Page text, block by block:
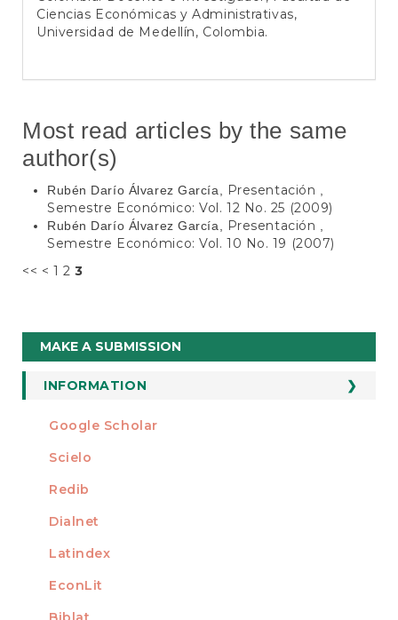
Ciencias Económicas y Administrativas,
Universidad de Medellín, Colombia.
Most read articles by the same
author(s)
Rubén Darío Álvarez García, Presentación ,
Semestre Económico: Vol. 12 No. 25 (2009)
Rubén Darío Álvarez García, Presentación ,
Semestre Económico: Vol. 10 No. 19 (2007)
<< < 1 2 3
Make
a
Submission
MAKE A SUBMISSION
INFORMATION
For Readers
For Librarians
INDEXED AT
Google Scholar
Scielo
Redib
Dialnet
Latindex
EconLit